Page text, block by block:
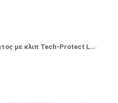
Φωτιστικό Διαβάσματος με κλιπ Tech-Protect LL100